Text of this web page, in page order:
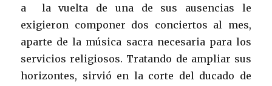
a la vuelta de una de sus ausencias le
exigieron componer dos conciertos al mes,
aparte de la música sacra necesaria para los
servicios religiosos. Tratando de ampliar sus
horizontes, sirvió en la corte del ducado de